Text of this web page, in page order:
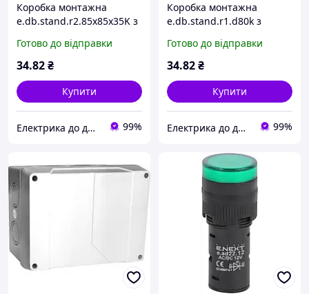
Коробка монтажна
e.db.stand.r2.85x85x35K з
IP44, Р2, зовнішня тм
Е.NEXT s027036
Готово до відправки
34.82₴
Купити
Електрика до дрібниць 99%
Коробка монтажна
e.db.stand.r1.d80k з
Р1, зовнішня тм Е.NEXT
s027035
Готово до відправки
34.82₴
Купити
Електрика до дрібниць 99%